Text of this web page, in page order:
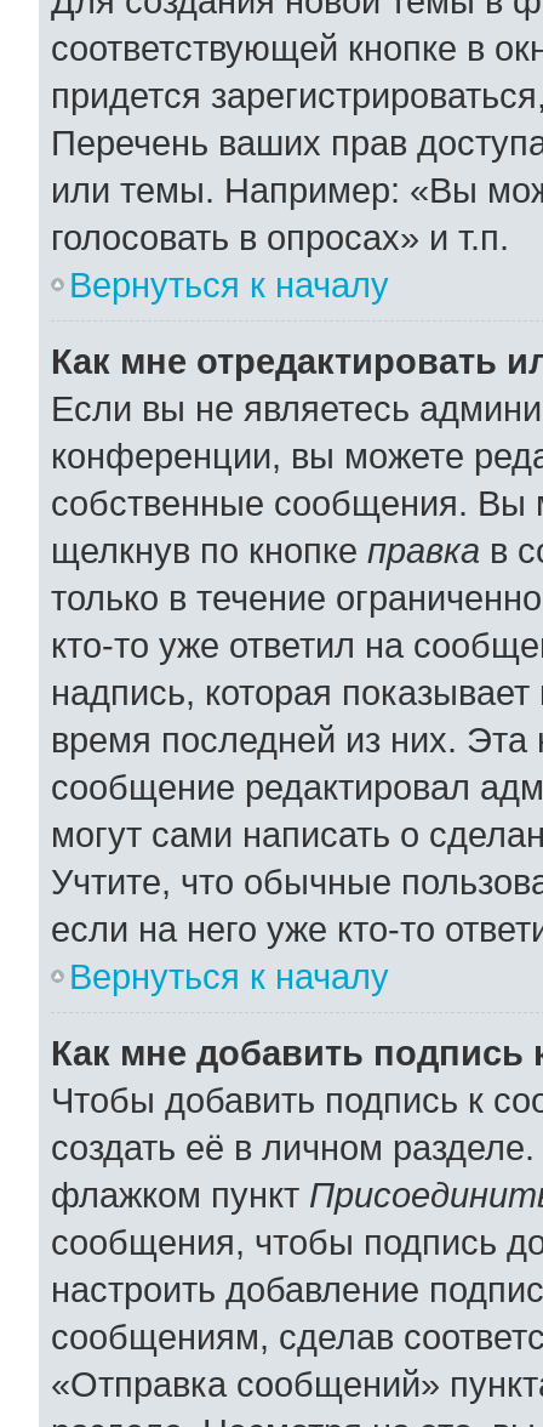
соответствующей кнопке в
придется
Перечень ваших прав
или темы. Например: «Вы
голосовать в опросах» и т.п.
Вернуться к началу
Как мне отредактировать
Если вы не являетесь
конференции, вы можете
собственные сообщения. Вы
щелкнув по кнопке правка в
только в течение
кто-то уже ответил на
надпись, которая
время последней из них. Эта
сообщение редактировал
могут сами написать о
Учтите, что обычные
если на него уже кто-то
Вернуться к началу
Как мне добавить
Чтобы добавить подпись к
создать её в личном
флажком пункт
сообщения, чтобы подпись
настроить добавление
сообщениям, сделав
«Отправка сообщений»